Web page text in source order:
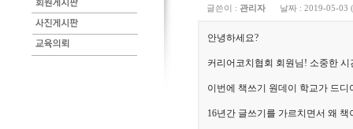
글쓴이 : 관리자 날짜 : 2019-05-03
안녕하세요?
커리어코치협회 회원님! 소중한
이번에 책쓰기 원데이 학교가 드
16년간 글쓰기를 가르치면서 왜